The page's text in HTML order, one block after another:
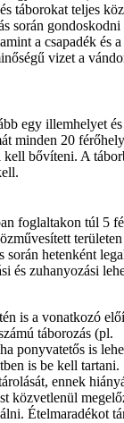
táborokat teljes
során
a csapadék és
vizet a
egy illemhelyet
minden 20
kell bővíteni. A
foglaltakon túl 5
során hetenként
és zuhanyozási
is a vonatkozó
táborozás (pl.
ponyvatetős is
is be kell tartani.
ennek
közvetlenül
Ételmaradékot